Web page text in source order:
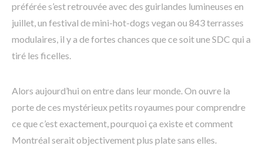
préférée s’est retrouvée avec des guirlandes lumineuses en
juillet, un festival de mini-hot-dogs vegan ou 843 terrasses
modulaires, il y a de fortes chances que ce soit une SDC qui a
tiré les ficelles.
Alors aujourd’hui on entre dans leur monde. On ouvre la
porte de ces mystérieux petits royaumes pour comprendre
ce que c’est exactement, pourquoi ça existe et comment
Montréal serait objectivement plus plate sans elles.